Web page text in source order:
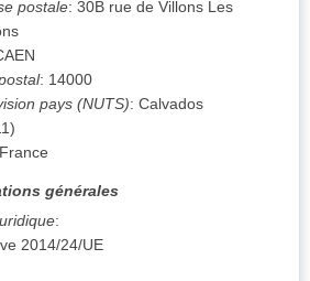
postale: 30B rue de Villons Les
: 14000
pays (NUTS): Calvados
)
France
générales
:
2014/24/UE